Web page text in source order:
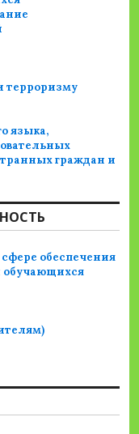
терроризму
языка,
граждан и
обеспечения
обучающихся